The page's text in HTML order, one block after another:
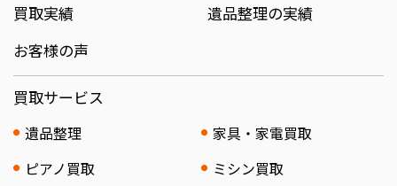
買取実績
遺品整理の実績
お客様の声
買取サービス
遺品整理
家具・家電買取
ピアノ買取
ミシン買取